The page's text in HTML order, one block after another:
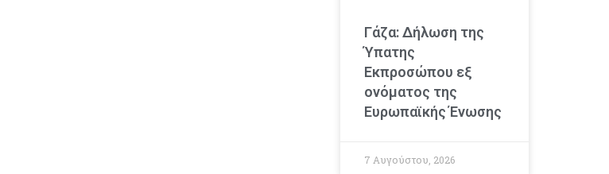
Γάζα: Δήλωση της
Ύπατης
Εκπροσώπου εξ
ονόματος της
Ευρωπαϊκής Ένωσης
7 Αυγούστου, 2026